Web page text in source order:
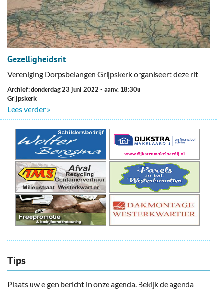
Gezelligheidsrit
Vereniging Dorpsbelangen Grijpskerk organiseert deze rit
Archief: donderdag 23 juni 2022 - aanv. 18:30u
Grijpskerk
Lees verder »
Tips
Plaats uw eigen bericht in onze agenda. Bekijk de agenda